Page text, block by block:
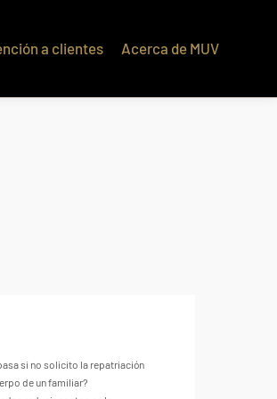
a clientes Acerca de MUV
si no solicito la repatriación
de un familiar?